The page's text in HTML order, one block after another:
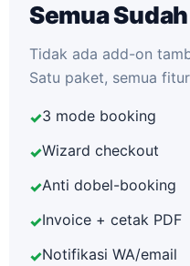
Semua
Tidak ada add-on
Satu paket, semua
✓3 mode booking
✓Wizard checkout
✓Anti dobel-booking
✓Invoice + cetak PDF
✓Notifikasi WA/email